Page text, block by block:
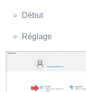
Début
Réglage